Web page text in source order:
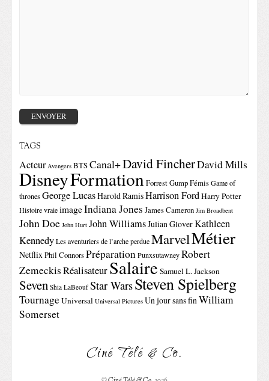
TAGS
Acteur Avengers BTSCanal+David FincherDavid Mills
DisneyFormationForrest GumpFémis Game of
thrones George LucasHarold RamisHarrison FordHarry Potter
Histoire vraie imageIndiana Jones James Cameron Jim Broadbent
John Doe John Hurt John WilliamsJulian GloverKathleen
Kennedy Les aventuriers de l’arche perdue MarvelMétier
NetflixPhil ConnorsPréparation Punxsutawney Robert
ZemeckisRéalisateurSalaire Samuel L. Jackson
Seven Shia LaBeouf Star WarsSteven Spielberg
TournageUniversal Universal Pictures Un jour sans finWilliam
Somerset
Ciné Télé & Co.